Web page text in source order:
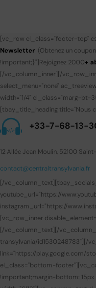
[vc_row el_class="footer-top"
Newsletter (Obtenez un
!important;}"] Rejoignez 2000+
[/vc_column_inner][/
select_menu="none"
width="1/4" el_class="marg-bt-
[tbay_title_heading title="Nous
+33-7-68-13-
12 Allée Jean Moulin, 52100
contact@centraltransylvania.fr
[/
youtube_url="https://
instagram_url="https://
[vc_row_inner
[/vc_column_text][/
transylvania/id1530248783"][/
link="https://play.google.com/
el_class="bottom-
!important;margin-bottom: